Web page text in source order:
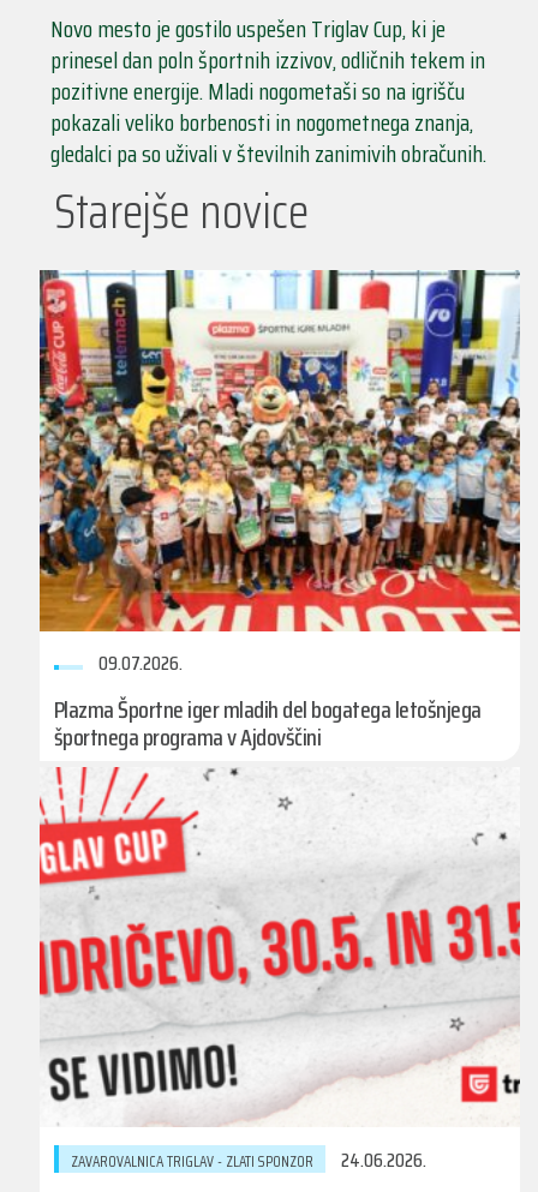
Novo mesto je gostilo uspešen Triglav Cup, ki je
prinesel dan poln športnih izzivov, odličnih tekem in
pozitivne energije. Mladi nogometaši so na igrišču
pokazali veliko borbenosti in nogometnega znanja,
gledalci pa so uživali v številnih zanimivih obračunih.
Starejše novice
09.07.2026.
Plazma Športne iger mladih del bogatega letošnjega
športnega programa v Ajdovščini
ZAVAROVALNICA TRIGLAV - ZLATI SPONZOR 24.06.2026.